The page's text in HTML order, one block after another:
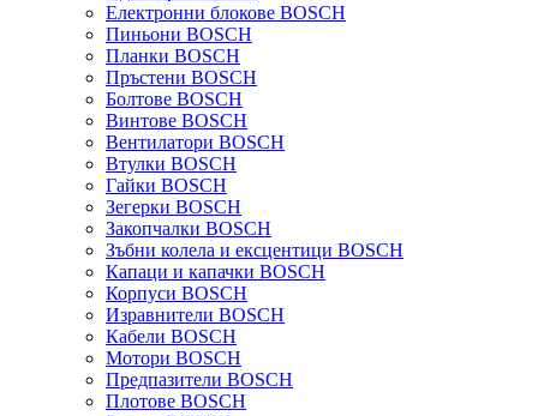
Електронни блокове BOSCH
Пиньони BOSCH
Планки BOSCH
Пръстени BOSCH
Болтове BOSCH
Винтове BOSCH
Вентилатори BOSCH
Втулки BOSCH
Гайки BOSCH
Зегерки BOSCH
Закопчалки BOSCH
Зъбни колела и ексцентици BOSCH
Капаци и капачки BOSCH
Корпуси BOSCH
Изравнители BOSCH
Кабели BOSCH
Мотори BOSCH
Предпазители BOSCH
Плотове BOSCH